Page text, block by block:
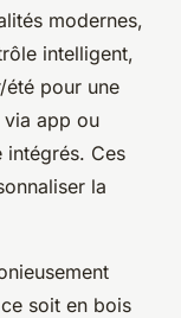
modernes,
intelligent,
pour une
via app ou
intégrés. Ces
la
soit en bois